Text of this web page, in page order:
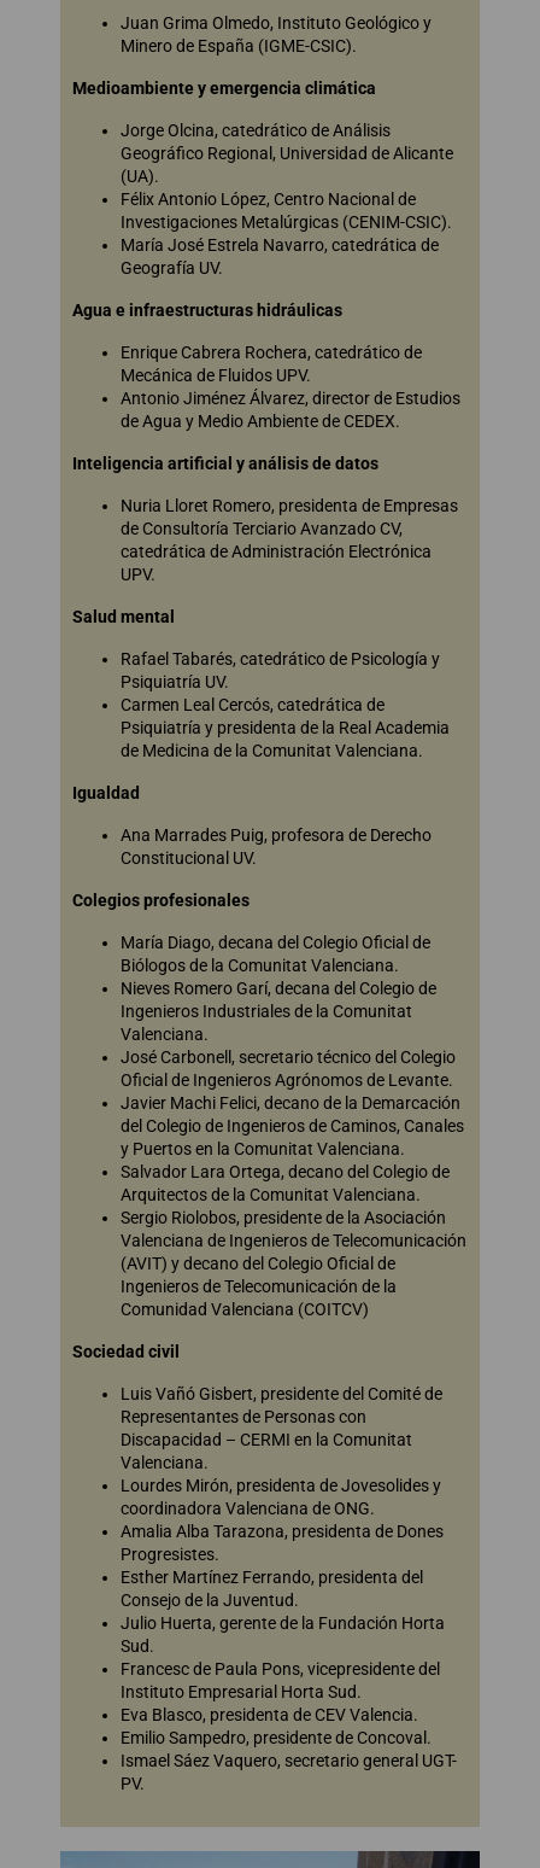
Juan Grima Olmedo, Instituto Geológico y
Minero de España (IGME-CSIC).
Medioambiente y emergencia climática
Jorge Olcina, catedrático de Análisis
Geográfico Regional, Universidad de Alicante
(UA).
Félix Antonio López, Centro Nacional de
Investigaciones Metalúrgicas (CENIM-CSIC).
María José Estrela Navarro, catedrática de
Geografía UV.
Agua e infraestructuras hidráulicas
Enrique Cabrera Rochera, catedrático de
Mecánica de Fluidos UPV.
Antonio Jiménez Álvarez, director de Estudios
de Agua y Medio Ambiente de CEDEX.
Inteligencia artificial y análisis de datos
Nuria Lloret Romero, presidenta de Empresas
de Consultoría Terciario Avanzado CV,
catedrática de Administración Electrónica
UPV.
Salud mental
Rafael Tabarés, catedrático de Psicología y
Psiquiatría UV.
Carmen Leal Cercós, catedrática de
Psiquiatría y presidenta de la Real Academia
de Medicina de la Comunitat Valenciana.
Igualdad
Ana Marrades Puig, profesora de Derecho
Constitucional UV.
Colegios profesionales
María Diago, decana del Colegio Oficial de
Biólogos de la Comunitat Valenciana.
Nieves Romero Garí, decana del Colegio de
Ingenieros Industriales de la Comunitat
Valenciana.
José Carbonell, secretario técnico del Colegio
Oficial de Ingenieros Agrónomos de Levante.
Javier Machi Felici, decano de la Demarcación
del Colegio de Ingenieros de Caminos, Canales
y Puertos en la Comunitat Valenciana.
Salvador Lara Ortega, decano del Colegio de
Arquitectos de la Comunitat Valenciana.
Sergio Riolobos, presidente de la Asociación
Valenciana de Ingenieros de Telecomunicación
(AVIT) y decano del Colegio Oficial de
Ingenieros de Telecomunicación de la
Comunidad Valenciana (COITCV)
Sociedad civil
Luis Vañó Gisbert, presidente del Comité de
Representantes de Personas con
Discapacidad – CERMI en la Comunitat
Valenciana.
Lourdes Mirón, presidenta de Jovesolides y
coordinadora Valenciana de ONG.
Amalia Alba Tarazona, presidenta de Dones
Progresistes.
Esther Martínez Ferrando, presidenta del
Consejo de la Juventud.
Julio Huerta, gerente de la Fundación Horta
Sud.
Francesc de Paula Pons, vicepresidente del
Instituto Empresarial Horta Sud.
Eva Blasco, presidenta de CEV Valencia.
Emilio Sampedro, presidente de Concoval.
Ismael Sáez Vaquero, secretario general UGT-
PV.